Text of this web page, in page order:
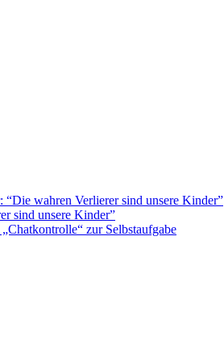
wahren Verlierer sind unsere Kinder”
sind unsere Kinder”
zur Selbstaufgabe